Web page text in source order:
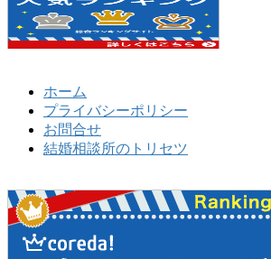
ホーム
プライバシーポリシー
お問合せ
結婚相談所のトリセツ